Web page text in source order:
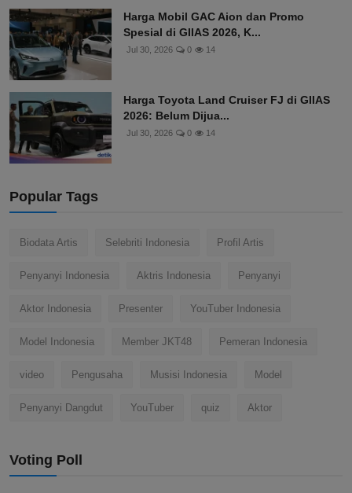
Harga Mobil GAC Aion dan Promo
Spesial di GIIAS 2026, K...
Jul 30, 2026 0 14
Harga Toyota Land Cruiser FJ di GIIAS
2026: Belum Dijua...
Jul 30, 2026 0 14
Popular Tags
Biodata Artis Selebriti Indonesia Profil Artis
Penyanyi Indonesia Aktris Indonesia Penyanyi
Aktor Indonesia Presenter YouTuber Indonesia
Model Indonesia Member JKT48 Pemeran Indonesia
video Pengusaha Musisi Indonesia Model
Penyanyi Dangdut YouTuber quiz Aktor
Voting Poll